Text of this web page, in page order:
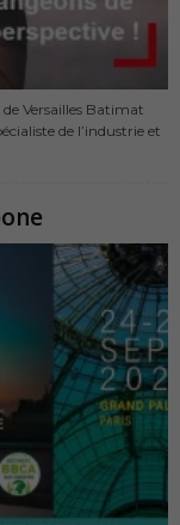
Versailles Batimat
de l’industrie et